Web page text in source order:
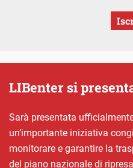
LIBenter si
Sarà presentata
un’importante iniziativa
monitorare e garantire la
del piano nazionale di